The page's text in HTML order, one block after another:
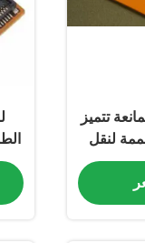
تتميز
0.3 مم مصممة لنقل